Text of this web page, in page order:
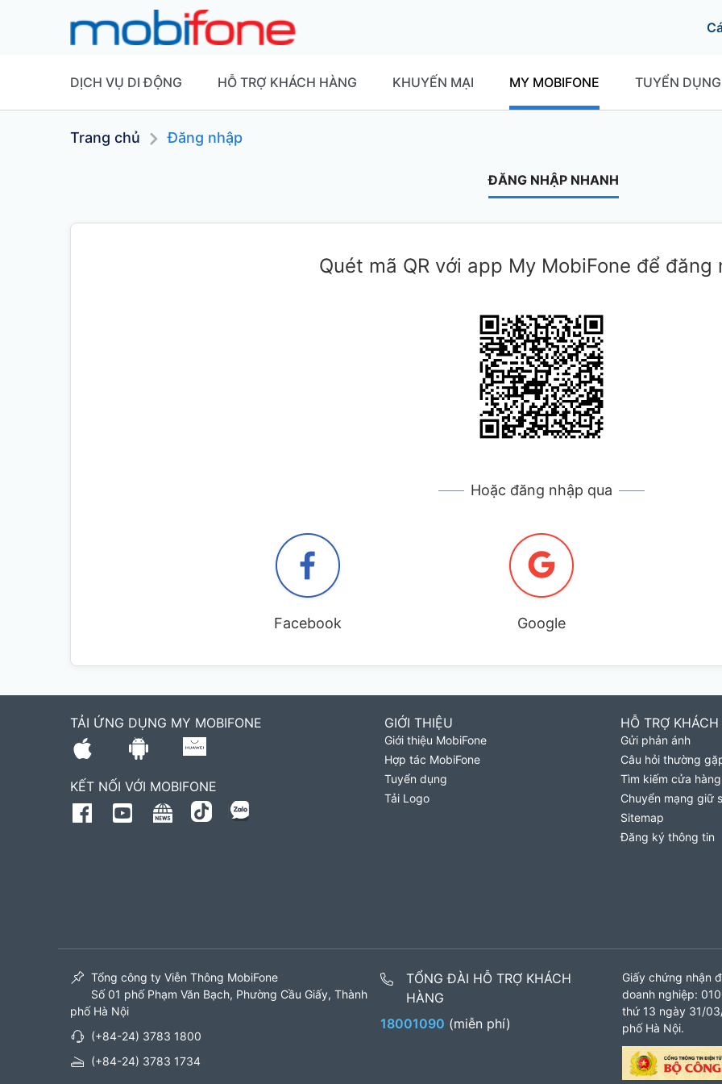
DỊCH VỤ DI ĐỘNG HỖ TRỢ KHÁCH HÀNG KHUYẾN MẠI MY MOBIFONE TUYỂN DỤNG
Trang chủ Đăng nhập
ĐĂNG NHẬP NHANH
Quét mã QR với app My MobiFone để đăng
Hoặc đăng nhập qua
Facebook Google
TẢI ỨNG DỤNG MY MOBIFONE
KẾT NỐI VỚI MOBIFONE
GIỚI THIỆU
Giới thiệu MobiFone
Hợp tác MobiFone
Tuyển dụng
Tải Logo
HỖ TRỢ
Gửi phản ánh
Câu hỏi thường
Tìm kiếm cửa hàng
Chuyển mạng giữ
Sitemap
Đăng ký thông tin
Tổng công ty Viễn Thông MobiFone
Số 01 phố Phạm Văn Bạch, Phường Cầu Giấy, Thành
phố Hà Nội
(+84-24) 3783 1800
(+84-24) 3783 1734
TỔNG ĐÀI HỖ TRỢ KHÁCH
HÀNG
18001090 (miễn phí)
Giấy chứng nhận
doanh nghiệp:
thứ 13 ngày 31/
phố Hà Nội.